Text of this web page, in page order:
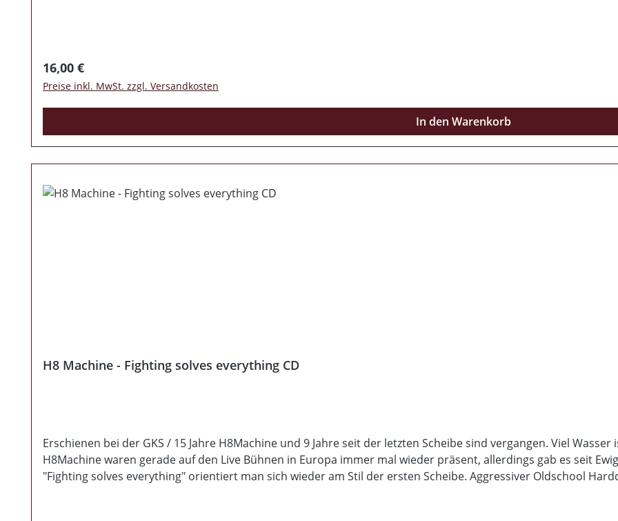
Regulärer Preis:
16,00 €
Preise inkl. MwSt. zzgl. Versandkosten
In den Warenkorb
H8 Machine - Fighting solves everything CD
Erschienen bei der GKS / 15 Jahre H8Machine und 9 Jahre seit der letzten Scheibe sind vergangen. Viel
H8Machine waren gerade auf den Live Bühnen in Europa immer mal wieder präsent, allerdings gab es seit
"Fighting solves everything" orientiert man sich wieder am Stil der ersten Scheibe. Aggressiver Oldschool